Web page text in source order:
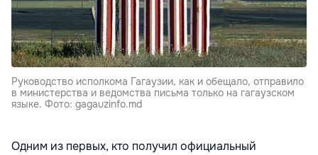
Руководство исполкома Гагаузии, как и обещало, отправило
в министерства и ведомства письма только на гагаузском
языке. Фото: gagauzinfo.md
Одним из первых, кто получил официальный